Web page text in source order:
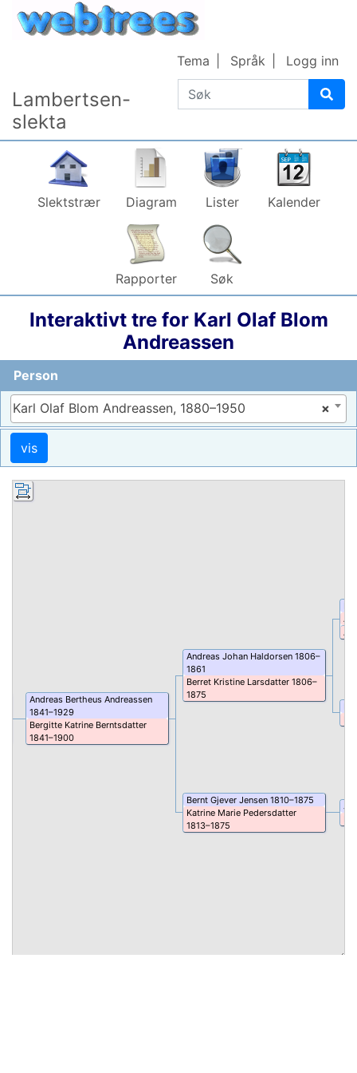
Lambertsen-
slekta
Søk
Tema Språk Logg inn
Slektstrær Diagram Lister Kalender
Rapporter Søk
Interaktivt tre for Karl Olaf Blom
Andreassen
Person
×
Karl Olaf Blom Andreassen, 1880–1950
Andreas Bertheus Andreassen
1841–1929
Bergitte Katrine Berntsdatter
1841–1900
Andreas Johan Haldorsen 1806–
1861
Berret Kristine Larsdatter 1806–
1875
Bernt Gjever Jensen 1810–1875
Katrine Marie Pedersdatter
1813–1875